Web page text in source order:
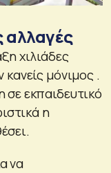
αλλαγές
χιλιάδες
κανείς μόνιμος .
σε εκπαιδευτικό
η
να